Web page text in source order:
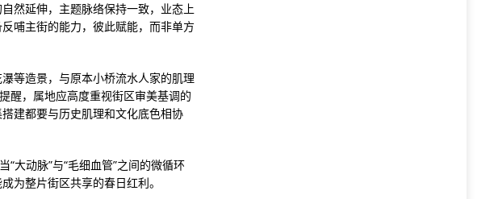
然延伸，主题脉络保持一致，业态上
哺主街的能力，彼此赋能，而非单方
等造景，与原本小桥流水人家的肌理
醒，属地应高度重视街区审美基调的
建都要与历史肌理和文化底色相协
“大动脉”与“毛细血管”之间的微循环
为整片街区共享的春日红利。